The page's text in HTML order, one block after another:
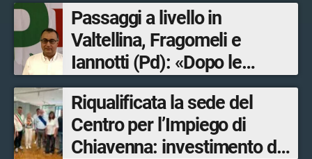
Passaggi a livello in
Valtellina, Fragomeli e
Iannotti (Pd): «Dopo le
Olimpiadi solo un terzo delle
opere sostitutive sarà
ultimato entro il 2026»
Riqualificata la sede del
Centro per l’Impiego di
Chiavenna: investimento da